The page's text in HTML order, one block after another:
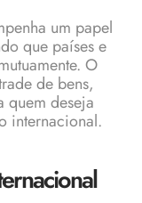
um papel
que países e
O
de bens,
quem deseja
internacional.